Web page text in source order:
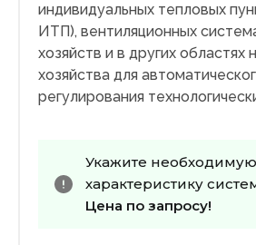
индивидуальных тепловых
ИТП), вентиляционных
хозяйств и в других областях
хозяйства для
регулирования
Укажите необходимую
характеристику
Цена по запросу!